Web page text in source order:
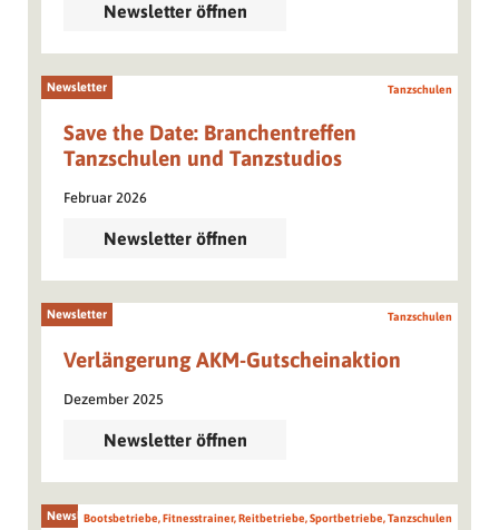
Newsletter öffnen
Newsletter
Save the Date: Branchentreffen
Tanzschulen und Tanzstudios
Februar 2026
Tanzschulen
Newsletter öffnen
Newsletter
Verlängerung AKM-Gutscheinaktion
Dezember 2025
Tanzschulen
Newsletter öffnen
NewsletterBootsbetriebe, Fitnesstrainer, Reitbetriebe, Sportbetriebe, Tanzschulen